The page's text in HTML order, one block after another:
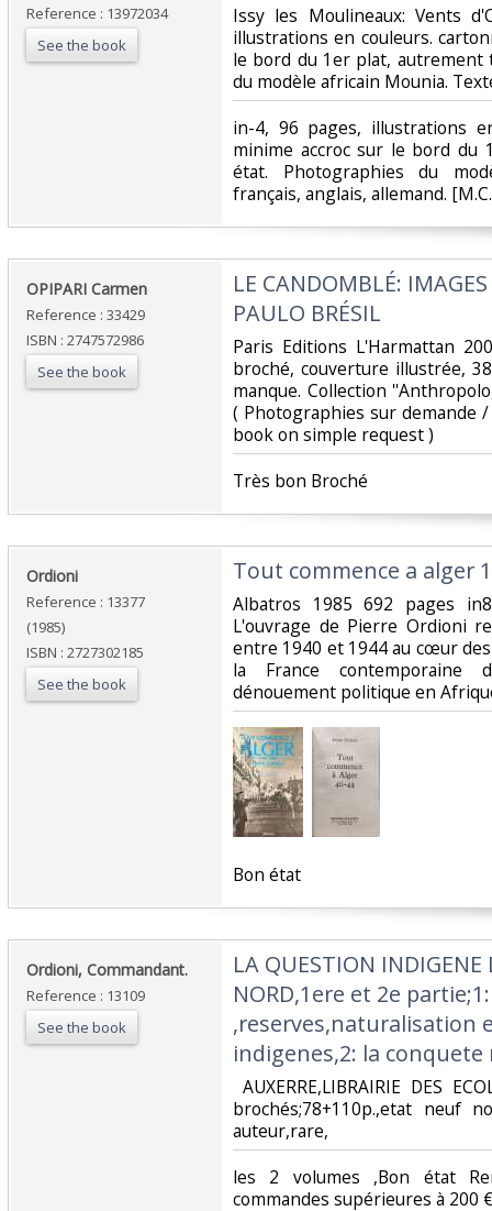
Reference : 13972034
See the book
‎Issy les Moulineaux: Vents
illustrations en couleurs.
le bord du 1er plat,
du modèle africain Mounia.
‎in-4, 96 pages, illustrations
minime accroc sur le bord
état. Photographies du
français, anglais, allemand.
‎OPIPARI Carmen ‎
Reference : 33429
ISBN : 2747572986
See the book
‎LE CANDOMBLÉ:
PAULO BRÉSIL ‎
‎Paris Editions L'Harmattan
broché, couverture illustrée,
manque. Collection
( Photographies sur demande
book on simple request ) ‎
‎Très bon Broché ‎
‎Ordioni‎
Reference : 13377
(1985)
ISBN : 2727302185
See the book
‎Tout commence a alger
‎Albatros 1985 692 pages
L'ouvrage de Pierre Ordioni
entre 1940 et 1944 au cœur
la France
dénouement politique en
‎Bon état‎
‎Ordioni, Commandant. ‎
Reference : 13109
See the book
‎LA QUESTION INDIGENE
NORD,1ere et 2e
,reserves,naturalisation
indigenes,2: la
AUXERRE,LIBRAIRIE DES
brochés;78+110p.,etat neuf
auteur,rare,‎
‎les 2 volumes ,Bon état
commandes supérieures à 200